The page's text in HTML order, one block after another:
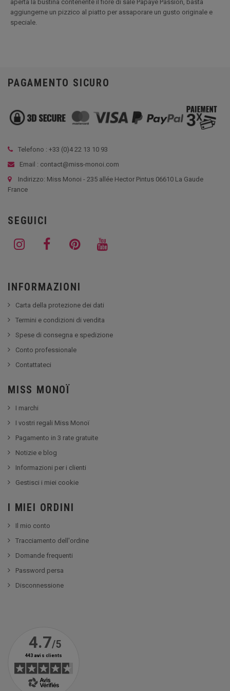
aperta la bustina contenente il fiore di sale Papaye Passion, basta
aggiungerne un pizzico al piatto per assaporare un gusto originale e
speciale.
PAGAMENTO SICURO
Telefono : +33 (0)4 22 13 10 93
Email : contact@miss-monoi.com
Indirizzo: Miss Monoi - 235 allée Hector Pintus 06610 La Gaude
France
SEGUICI
INFORMAZIONI
Carta della protezione dei dati
Termini e condizioni di vendita
Spese di consegna e spedizione
Conto professionale
Contattateci
MISS MONOÏ
I marchi
I vostri regali Miss Monoï
Pagamento in 3 rate gratuite
Notizie e blog
Informazioni per i clienti
Gestisci i miei cookie
I MIEI ORDINI
Il mio conto
Tracciamento dell'ordine
Domande frequenti
Password persa
Disconnessione